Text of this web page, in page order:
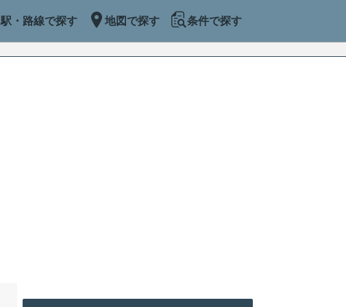
駅・路線で探す 地図で探す 条件で探す